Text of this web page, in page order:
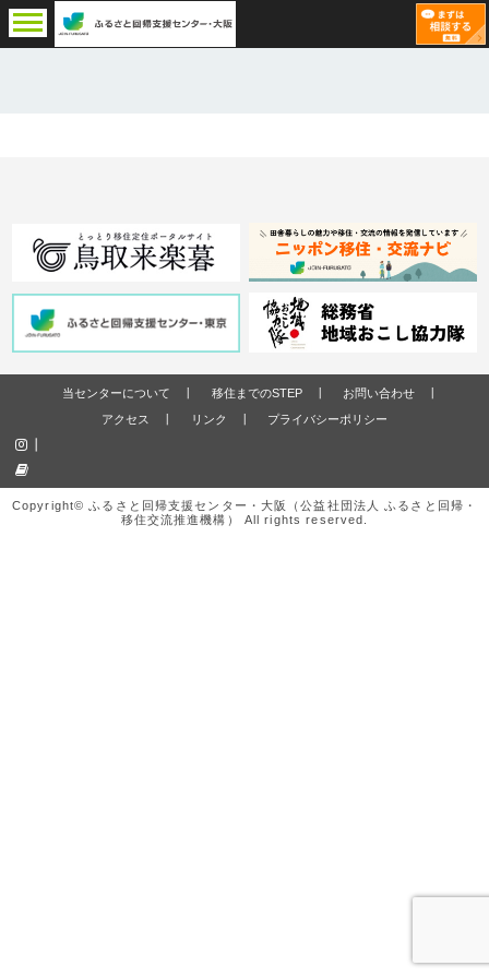
当センターについて 移住までのSTEP
お問い合わせ
アクセス
リンク プライバシーポリシー
Copyright© ふるさと回帰支援センター・大阪（公益社団法人 ふるさと回帰・
移住交流推進機構） All rights reserved.